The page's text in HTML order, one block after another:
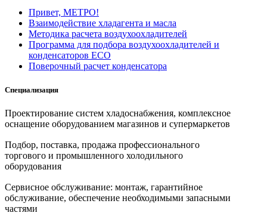
Привет, МЕТРО!
Взаимодействие хладагента и масла
Методика расчета воздухоохладителей
Программа для подбора воздухоохладителей и
конденсаторов ECO
Поверочный расчет конденсатора
Специализация
Проектирование систем хладоснабжения, комплексное
оснащение оборудованием магазинов и супермаркетов
Подбор, поставка, продажа профессионального
торгового и промышленного холодильного
оборудования
Сервисное обслуживание: монтаж, гарантийное
обслуживание, обеспечение необходимыми запасными
частями